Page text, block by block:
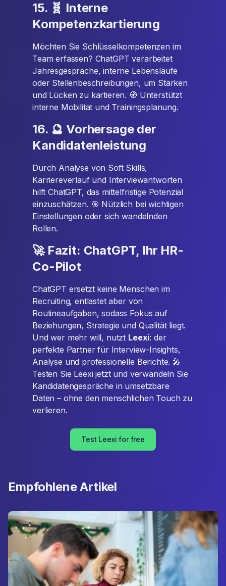
15. 🧬 Interne
Kompetenzkartierung
Möchten Sie Schlüsselkompetenzen im
Team erfassen? ChatGPT verarbeitet
Jahresgespräche, interne Lebensläufe
oder Stellenbeschreibungen, um Stärken
und Lücken zu kartieren. 🧭 Unterstützt
interne Mobilität und Trainingsplanung.
16. 🔮 Vorhersage der
Kandidatenleistung
Durch Analyse von Soft Skills,
Karriereverlauf und Interviewantworten
hilft ChatGPT, das mittelfristige Potenzial
einzuschätzen. 🎯 Nützlich bei wichtigen
Einstellungen oder sich wandelnden
Rollen.
🚀 Fazit: ChatGPT, Ihr HR-
Co-Pilot
ChatGPT ersetzt keine Menschen im
Recruiting, entlastet aber von
Routineaufgaben, sodass Fokus auf
Beziehungen, Strategie und Qualität liegt.
Und wer mehr will, nutzt Leexi: der
perfekte Partner für Interview-Insights,
Analyse und professionelle Berichte. 🎤
Testen Sie Leexi jetzt und verwandeln Sie
Kandidatengespräche in umsetzbare
Daten – ohne den menschlichen Touch zu
verlieren.
Test Leexi for free
Empfohlene Artikel